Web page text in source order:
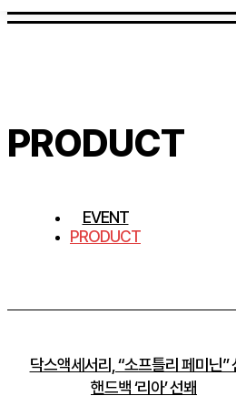
PRODUCT
EVENT
PRODUCT
닥스액세서리, “소프틀리 페미닌”
핸드백 ‘리아’ 선봬